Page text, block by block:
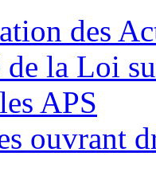
des
de la Loi
APS
ouvrant